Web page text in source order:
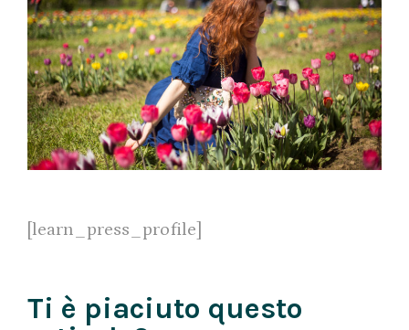
[learn_press_profile]
Ti è piaciuto questo